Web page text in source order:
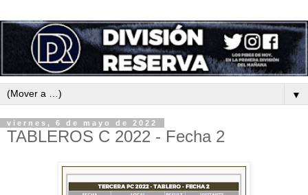
▼
viernes, 6 de mayo de 2022
TABLEROS C 2022 - Fecha 2